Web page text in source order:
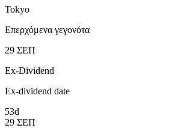
Tokyo
Επερχόμενα γεγονότα
29 ΣΕΠ
Ex-Dividend
Ex-dividend date
53d
29 ΣΕΠ